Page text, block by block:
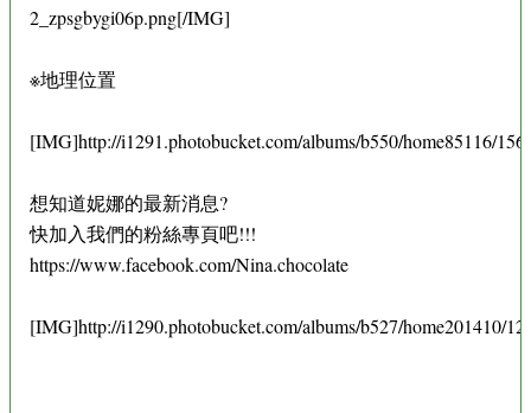
2_zpsgbygi06p.png[/IMG]
※地理位置
[IMG]http://i1291.photobucket.com/albums/b550/home85116/
想知道妮娜的最新消息?
快加入我們的粉絲專頁吧!!!
https://www.facebook.com/Nina.chocolate
[IMG]http://i1290.photobucket.com/albums/b527/home201410/